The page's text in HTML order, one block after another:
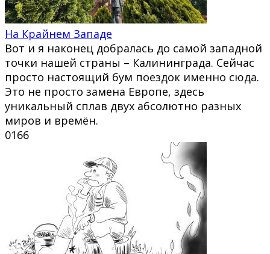
На Крайнем Западе
Вот и я наконец добралась до самой западной
точки нашей страны – Калининграда. Сейчас
просто настоящий бум поездок именно сюда.
Это не просто замена Европе, здесь
уникальный сплав двух абсолютно разных
миров и времён.
0166